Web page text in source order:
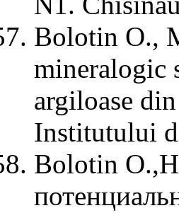
Bolotin O.,
mineralogic
argiloase
Institutului
Bolotin